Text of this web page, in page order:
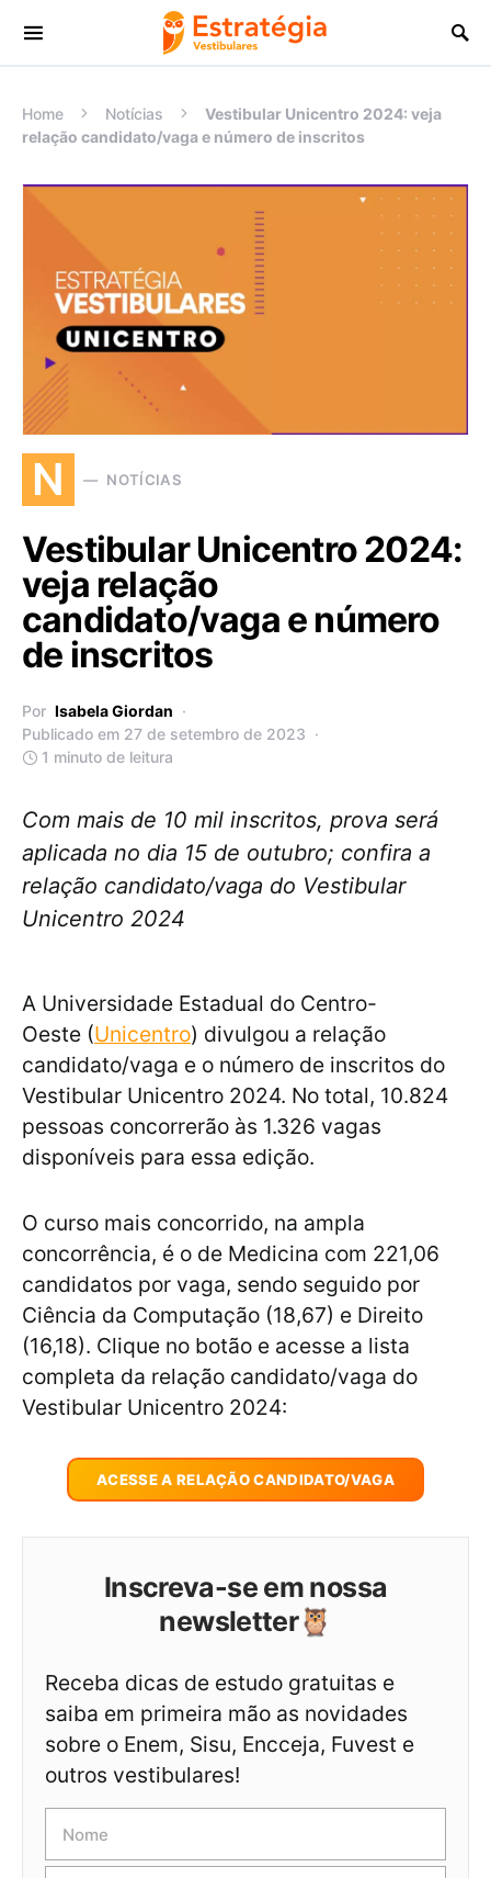
Procurar:
Home Notícias
Vestibular Unicentro 2024: veja
relação candidato/vaga e número de inscritos
N NOTÍCIAS
Vestibular Unicentro 2024:
veja relação
candidato/vaga e número
de inscritos
Por Isabela Giordan
Publicado em 27 de setembro de 2023
1 minuto de leitura
Com mais de 10 mil inscritos, prova será
aplicada no dia 15 de outubro; confira a
relação candidato/vaga do Vestibular
Unicentro 2024
A Universidade Estadual do Centro-
Oeste (Unicentro) divulgou a relação
candidato/vaga e o número de inscritos do
Vestibular Unicentro 2024. No total, 10.824
pessoas concorrerão às 1.326 vagas
disponíveis para essa edição.
O curso mais concorrido, na ampla
concorrência, é o de Medicina com 221,06
candidatos por vaga, sendo seguido por
Ciência da Computação (18,67) e Direito
(16,18). Clique no botão e acesse a lista
completa da relação candidato/vaga do
Vestibular Unicentro 2024:
ACESSE A RELAÇÃO CANDIDATO/VAGA
Inscreva-se em nossa
newsletter🦉
Receba dicas de estudo gratuitas e
saiba em primeira mão as novidades
sobre o Enem, Sisu, Encceja, Fuvest e
outros vestibulares!